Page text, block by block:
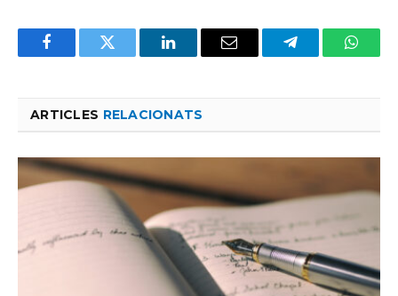
FacebookTwitter LinkedInEmail Telegram
ARTICLES RELACIONATS